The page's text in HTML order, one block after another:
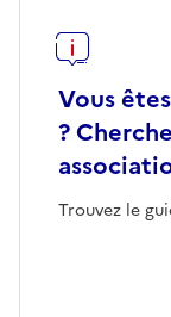
Vous
?
Trouvez le